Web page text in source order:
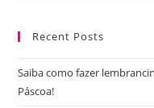
Recent Posts
Saiba como fazer
Páscoa!